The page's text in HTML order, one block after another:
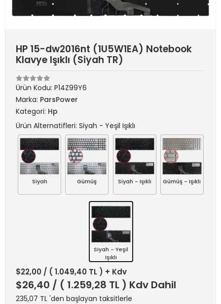
HP 15-dw2016nt (1U5W1EA) Notebook
Klavye Işıklı (Siyah TR)
Ürün Kodu: P14Z99Y6
Marka: ParsPower
Kategori: Hp
Ürün Alternatifleri: Siyah - Yeşil Işıklı
Siyah Gümüş Siyah - Işıklı Gümüş - Işıklı
Siyah - Yeşil
Işıklı
$22,00 / ( 1.049,40 TL ) + Kdv
$26,40 / ( 1.259,28 TL ) Kdv Dahil
235,07 TL 'den başlayan taksitlerle